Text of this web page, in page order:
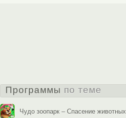
Программы по теме
Чудо зоопарк – Спасение животных